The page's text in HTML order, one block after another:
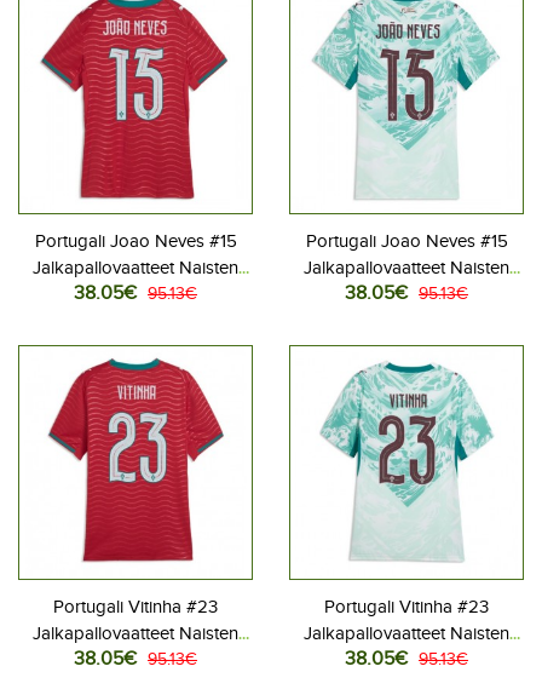
Portugali Joao Neves #15
Jalkapallovaatteet Naisten
Kotipaita MM-kisat 2026
38.05€ 95.13€
Portugali Joao Neves #15
Jalkapallovaatteet Naisten
Vieraspaita MM-kisat 2026
38.05€ 95.13€
Portugali Vitinha #23
Jalkapallovaatteet Naisten
Kotipaita MM-kisat 2026
38.05€ 95.13€
Portugali Vitinha #23
Jalkapallovaatteet Naisten
Vieraspaita MM-kisat 2026
38.05€ 95.13€